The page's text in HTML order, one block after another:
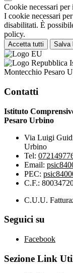
Cookie necessari
I cookie necessari
disabilitati. È
policy.
Accetta tutti Salva
Montecchio Pesaro
Contatti
Istituto
Pesaro Urbino
Via Luigi
Urbino
Tel:
Email:
PEC:
C.F.:
C.U.U.
Seguici su
Facebook
Sezione Link